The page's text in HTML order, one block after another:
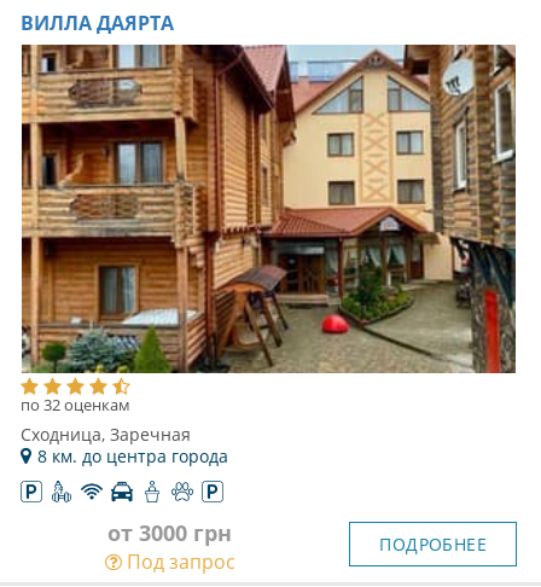
ВИЛЛА ДАЯРТА
по 32 оценкам
Сходница, Заречная
8 км. до центра города
от 3000 грн
Под запрос
ПОДРОБНЕЕ